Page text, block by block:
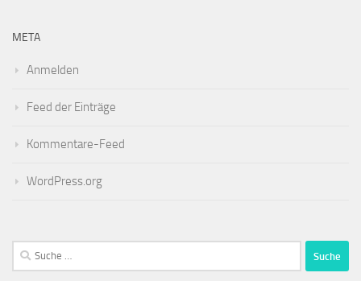
META
Anmelden
Feed der Einträge
Kommentare-Feed
WordPress.org
Suche
nach: